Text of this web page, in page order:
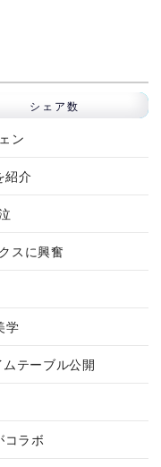
シェア数
ン
紹介
スに興奮
学
テーブル公開
コラボ